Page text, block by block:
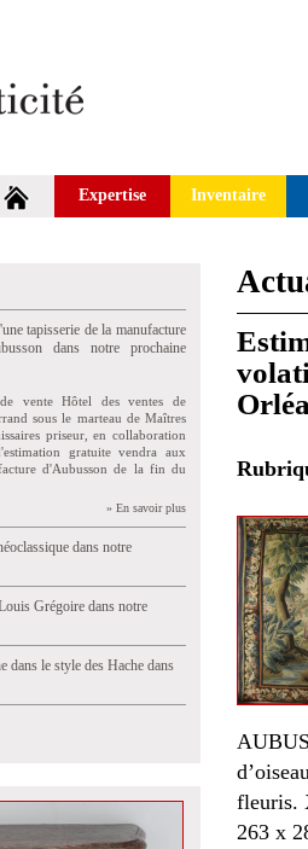
Expertise Inventaire
tapisserie de la manufacture
dans notre prochaine
vente Hôtel des ventes de
sous le marteau de Maîtres
priseur, en collaboration
gratuite vendra aux
d'Aubusson de la fin du
» En savoir plus
dans notre
Grégoire dans notre
dans le style des Hache dans
fleuris.
263 x